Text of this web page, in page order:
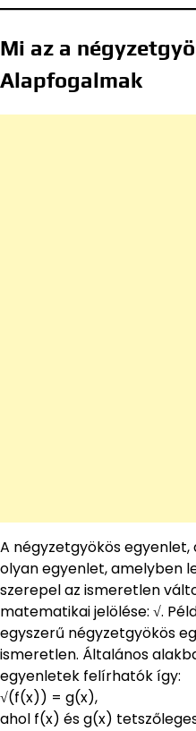
Mi az a
Alapfogalmak
A négyzetgyökös egyenlet,
olyan egyenlet, amelyben
szerepel az ismeretlen
matematikai jelölése: √.
egyszerű négyzetgyökös
ismeretlen. Általános
egyenletek felírhatók így:
√(f(x)) = g(x),
ahol f(x) és g(x)